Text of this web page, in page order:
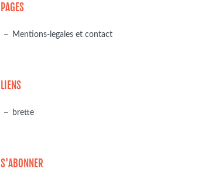
PAGES
Mentions-legales et contact
LIENS
brette
S'ABONNER